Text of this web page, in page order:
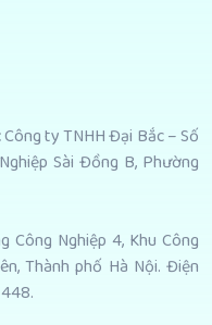
:Công ty TNHH Đại Bắc – Số
Sài Đồng B, Phường
Công Nghiệp 4, Khu Công
Thành phố Hà Nội. Điện